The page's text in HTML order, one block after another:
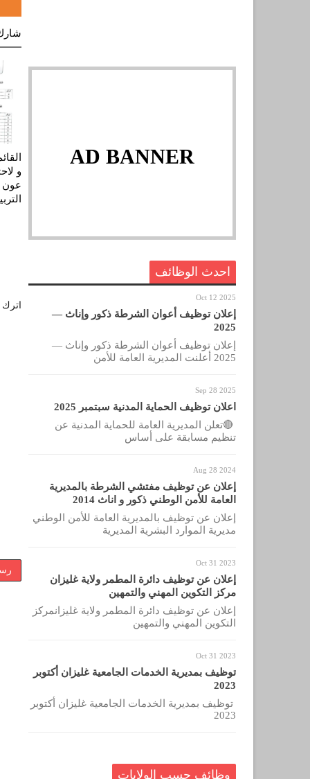
AD BANNER
احدث الوظائف
Oct 12 2025
إعلان توظيف أعوان الشرطة ذكور وإناث —
2025
إعلان توظيف أعوان الشرطة ذكور وإناث —
2025 أعلنت المديرية العامة للأمن
Sep 28 2025
اعلان توظيف الحماية المدنية سبتمبر 2025
🔴تعلن المديرية العامة للحماية المدنية عن
تنظيم مسابقة على أساس
Aug 28 2024
إعلان عن توظيف مفتشي الشرطة بالمديرية
العامة للأمن الوطني ذكور و اناث 2014
إعلان عن توظيف بالمديرية العامة للأمن الوطني
مديرية الموارد البشرية المديرية
Oct 31 2023
إعلان عن توظيف دائرة المطمر ولاية غليزان
مركز التكوين المهني والتمهين
إعلان عن توظيف دائرة المطمر ولاية غليزانمركز
التكوين المهني والتمهين
Oct 31 2023
توظيف بمديرية الخدمات الجامعية غليزان أكتوبر
2023
توظيف بمديرية الخدمات الجامعية غليزان أكتوبر
2023
وظائف حسب الولايات
و
اترك